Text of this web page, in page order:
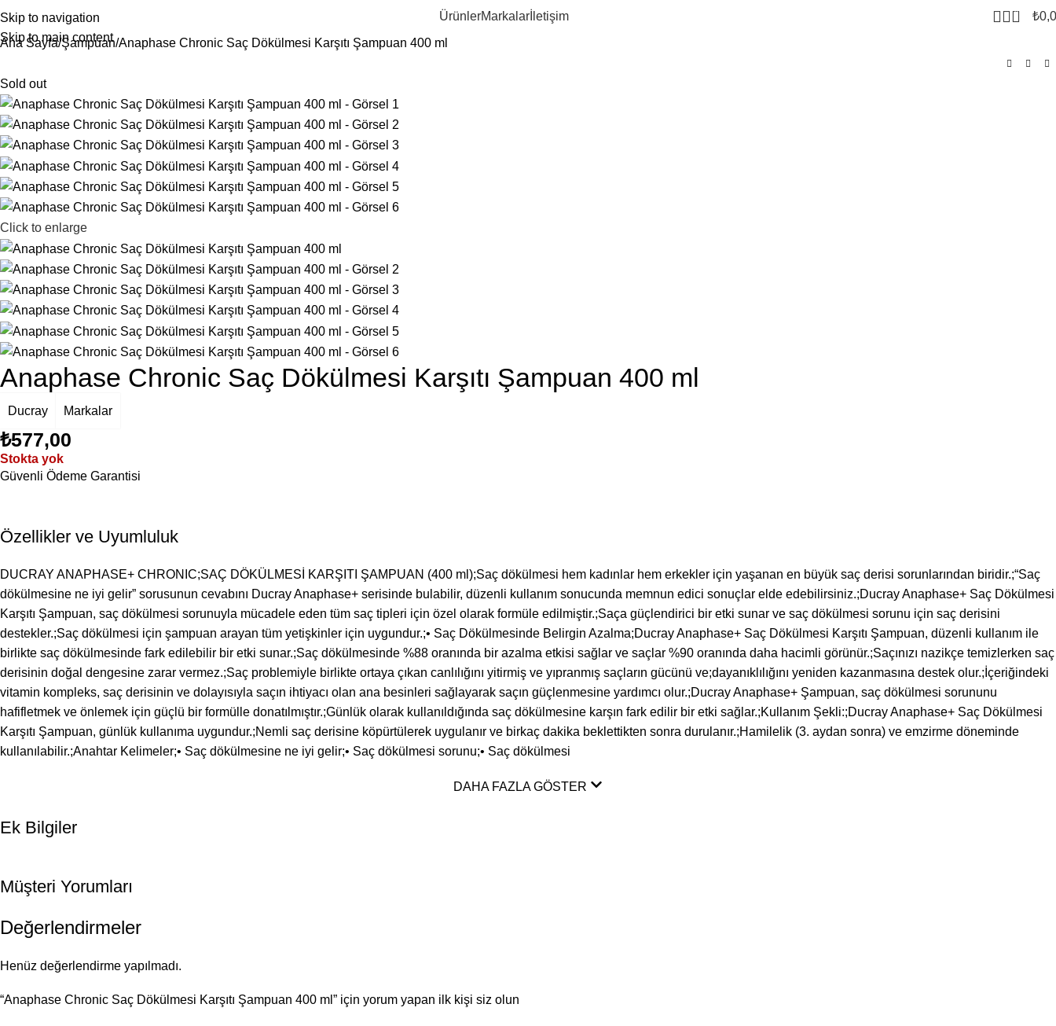
Skip to navigation
Skip to main content
ÜrünlerMarkalar İletişim 0 ₺
Ana Sayfa Şampuan Anaphase Chronic Saç Dökülmesi Karşıtı Şampuan 400 ml
Sold out
Click to enlarge
Anaphase Chronic Saç Dökülmesi Karşıtı Şampuan 400 ml
Ducray Markalar
₺577,00
Stokta yok
Güvenli Ödeme Garantisi
Özellikler ve Uyumluluk
DUCRAY ANAPHASE+ CHRONIC;SAÇ DÖKÜLMESİ KARŞITI ŞAMPUAN (400 ml);Saç dökülmesi hem kadınlar hem erkekler için yaşanan en büyük saç derisi sorunlarından biridir.;“Saç
dökülmesine ne iyi gelir” sorusunun cevabını Ducray Anaphase+ serisinde bulabilir, düzenli kullanım sonucunda memnun edici sonuçlar elde edebilirsiniz.;Ducray Anaphase+ Saç Dökülmesi
Karşıtı Şampuan, saç dökülmesi sorunuyla mücadele eden tüm saç tipleri için özel olarak formüle edilmiştir.;Saça güçlendirici bir etki sunar ve saç dökülmesi sorunu için saç derisini
destekler.;Saç dökülmesi için şampuan arayan tüm yetişkinler için uygundur.;• Saç Dökülmesinde Belirgin Azalma;Ducray Anaphase+ Saç Dökülmesi Karşıtı Şampuan, düzenli kullanım ile
birlikte saç dökülmesinde fark edilebilir bir etki sunar.;Saç dökülmesinde %88 oranında bir azalma etkisi sağlar ve saçlar %90 oranında daha hacimli görünür.;Saçınızı nazikçe temizlerken saç
derisinin doğal dengesine zarar vermez.;Saç problemiyle birlikte ortaya çıkan canlılığını yitirmiş ve yıpranmış saçların gücünü ve;dayanıklılığını yeniden kazanmasına destek olur.;İçeriğindeki
vitamin kompleks, saç derisinin ve dolayısıyla saçın ihtiyacı olan ana besinleri sağlayarak saçın güçlenmesine yardımcı olur.;Ducray Anaphase+ Şampuan, saç dökülmesi sorununu
hafifletmek ve önlemek için güçlü bir formülle donatılmıştır.;Günlük olarak kullanıldığında saç dökülmesine karşın fark edilir bir etki sağlar.;Kullanım Şekli:;Ducray Anaphase+ Saç Dökülmesi
Karşıtı Şampuan, günlük kullanıma uygundur.;Nemli saç derisine köpürtülerek uygulanır ve birkaç dakika beklettikten sonra durulanır.;Hamilelik (3. aydan sonra) ve emzirme döneminde
kullanılabilir.;Anahtar Kelimeler;• Saç dökülmesine ne iyi gelir;• Saç dökülmesi sorunu;• Saç dökülmesi
DAHA FAZLA GÖSTER
Ek Bilgiler
Müşteri Yorumları
Değerlendirmeler
Henüz değerlendirme yapılmadı.
“Anaphase Chronic Saç Dökülmesi Karşıtı Şampuan 400 ml” için yorum yapan ilk kişi siz olun